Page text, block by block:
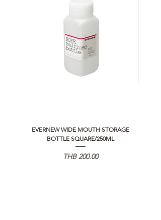
EVERNEW WIDE MOUTH STORAGE
BOTTLE SQUARE/250ML
価格
THB 200.00